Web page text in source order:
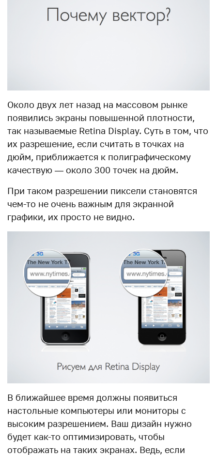
Около двух лет назад на массовом рынке
появились экраны повышенной плотности,
так называемые Retina Display. Суть в том, что
их разрешение, если считать в точках на
дюйм, приближается к полиграфическому
качествую — около 300 точек на дюйм.
При таком разрешении пиксели становятся
чем-то не очень важным для экранной
графики, их просто не видно.
В ближайшее время должны появиться
настольные компьютеры или мониторы с
высоким разрешением. Ваш дизайн нужно
будет как-то оптимизировать, чтобы
отображать на таких экранах. Ведь, если